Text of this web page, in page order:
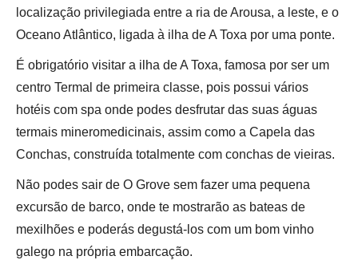
localização privilegiada entre a ria de Arousa, a leste, e o
Oceano Atlântico, ligada à ilha de A Toxa por uma ponte.
É obrigatório visitar a ilha de A Toxa, famosa por ser um
centro Termal de primeira classe, pois possui vários
hotéis com spa onde podes desfrutar das suas águas
termais mineromedicinais, assim como a Capela das
Conchas, construída totalmente com conchas de vieiras.
Não podes sair de O Grove sem fazer uma pequena
excursão de barco, onde te mostrarão as bateas de
mexilhões e poderás degustá-los com um bom vinho
galego na própria embarcação.